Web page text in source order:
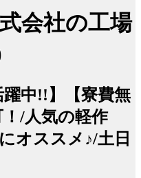
会社の工場
躍中!!】【寮費無
/人気の軽作
オススメ♪/土日